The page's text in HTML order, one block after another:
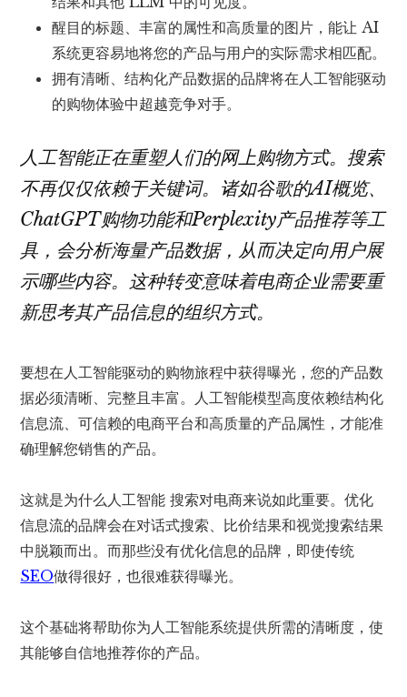
醒目的标题、丰富的属性和高质量的图片，能让 AI
系统更容易地将您的产品与用户的实际需求相匹配。
拥有清晰、结构化产品数据的品牌将在人工智能驱动
的购物体验中超越竞争对手。
人工智能正在重塑人们的网上购物方式。搜索
不再仅仅依赖于关键词。诸如谷歌的AI概览、
ChatGPT购物功能和Perplexity产品推荐等工
具，会分析海量产品数据，从而决定向用户展
示哪些内容。这种转变意味着电商企业需要重
新思考其产品信息的组织方式。
要想在人工智能驱动的购物旅程中获得曝光，您的产品数
据必须清晰、完整且丰富。人工智能模型高度依赖结构化
信息流、可信赖的电商平台和高质量的产品属性，才能准
确理解您销售的产品。
这就是为什么人工智能 搜索对电商来说如此重要。优化
信息流的品牌会在对话式搜索、比价结果和视觉搜索结果
中脱颖而出。而那些没有优化信息的品牌，即使传统
SEO做得很好，也很难获得曝光。
这个基础将帮助你为人工智能系统提供所需的清晰度，使
其能够自信地推荐你的产品。